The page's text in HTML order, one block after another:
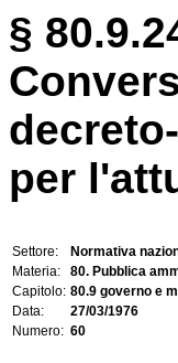
§
per
Settore:
Normativa
Materia:
80. Pubblica
Capitolo: 80.9 governo e
Data:
27/03/1976
Numero: 60